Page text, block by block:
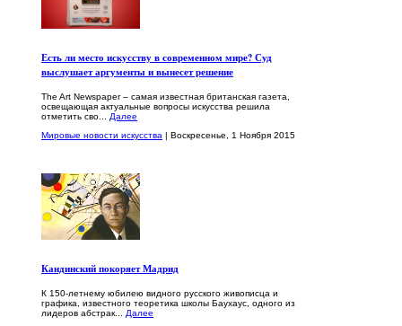
Есть ли место искусству в современном мире? Суд
выслушает аргументы и вынесет решение
The Art Newspaper – самая известная британская газета,
освещающая актуальные вопросы искусства решила
отметить сво... Далее
Мировые новости искусства | Воскресенье, 1 Ноября 2015
Кандинский покоряет Мадрид
К 150-летнему юбилею видного русского живописца и
графика, известного теоретика школы Баухаус, одного из
лидеров абстрак... Далее